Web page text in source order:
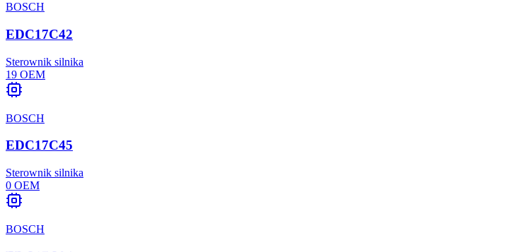
BOSCH
EDC17C42
Sterownik silnika
19 OEM
BOSCH
EDC17C45
Sterownik silnika
0 OEM
BOSCH